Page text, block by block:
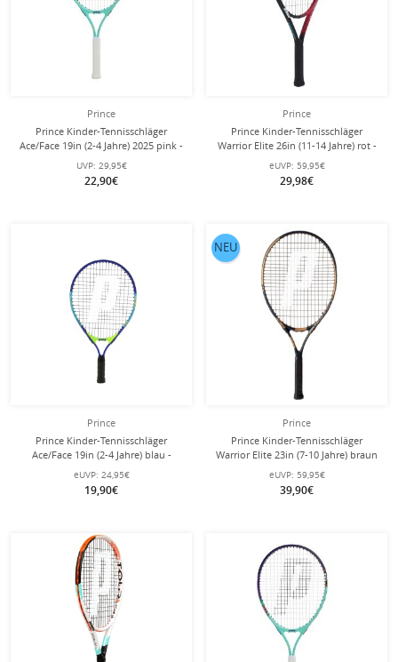
Prince
Prince Kinder-Tennisschläger
Ace/Face 19in (2-4 Jahre) 2025 pink -
besaitet -
UVP: 29,95€
22,90€
Prince
Prince Kinder-Tennisschläger
Warrior Elite 26in (11-14 Jahre) rot -
besaitet -
eUVP: 59,95€
29,98€
Prince
Prince Kinder-Tennisschläger
Ace/Face 19in (2-4 Jahre) blau -
besaitet -
eUVP: 24,95€
19,90€
Prince
Prince Kinder-Tennisschläger
Warrior Elite 23in (7-10 Jahre) braun
- besaitet -
eUVP: 59,95€
39,90€
NEU